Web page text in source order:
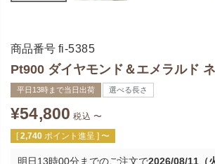
商品番号 fi-5385
Pt900 ダイヤモンド＆エメラルド
平日13時まで当日出荷 選べる長さ
¥54,800 税込 〜
[ 2,740 ポイント進呈 ] 〜
明日13時00分までのご注文で2026/08/11（